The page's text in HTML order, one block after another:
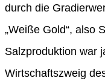
durch die
„Weiße Gold“, also
Salzproduktion war
Wirtschaftszweig